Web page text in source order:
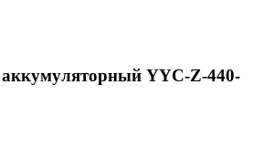
YYC-Z-440-